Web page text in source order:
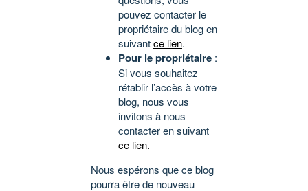
pouvez contacter le
propriétaire du blog en
suivantce lien.
Pour le propriétaire :
Si vous souhaitez
rétablir l’accès à votre
blog, nous vous
invitons à nous
contacter en suivant
ce lien.
Nous espérons que ce blog
pourra être de nouveau